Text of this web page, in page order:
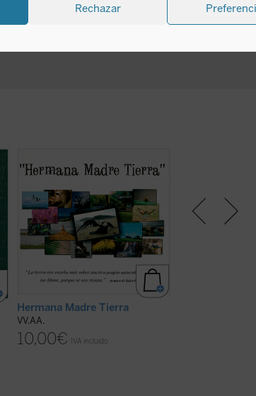
Rechazar
La naturaleza nos inunda los
expresados en su diversidad,
minuciosidad, su dinámica o su
grandeza nos generan una
fascinación, un sentido del
asombro que es un verdadero
instinto para lo que es bello y que
inspira admiración. Este sentido
del asombro, esta admiración, nos
Hermana Madre Tierra
VV.AA.
10,00€ IVA incluido
cumplir en los
años de lo que el